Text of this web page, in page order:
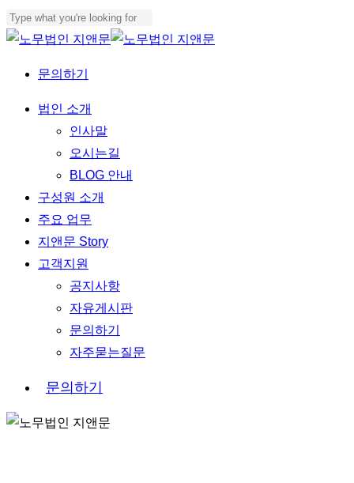
Skip
to
content
Close
문의하기
Menu
법인 소개
인사말
오시는길
BLOG 안내
구성원 소개
주요 업무
지앤문 Story
고객지원
공지사항
자유게시판
문의하기
자주묻는질문
문의 하기